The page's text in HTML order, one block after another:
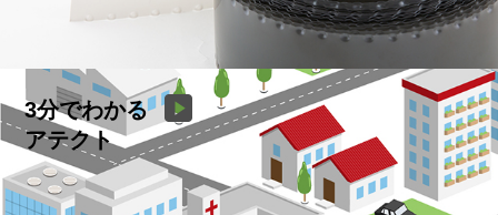
3分でわかる
アテクト